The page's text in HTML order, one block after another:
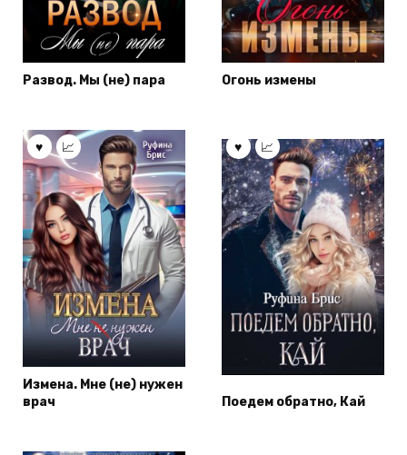
Развод. Мы (не) пара Огонь измены
Измена. Мне (не) нужен
врач
Поедем обратно, Кай